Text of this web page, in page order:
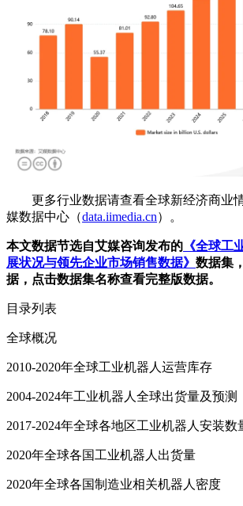
更多行业数据请查看全球新经济商业
媒数据中心（data.iimedia.cn）。
本文数据节选自艾媒咨询发布的 《全球工
展状况与领先企业市场销售数据》 数据集
据，点击数据集名称查看完整版数据。
目录列表
全球概况
2010-2020年全球工业机器人运营库存
2004-2024年工业机器人全球出货量及预测
2017-2024年全球各地区工业机器人安装数
2020年全球各国工业机器人出货量
2020年全球各国制造业相关机器人密度